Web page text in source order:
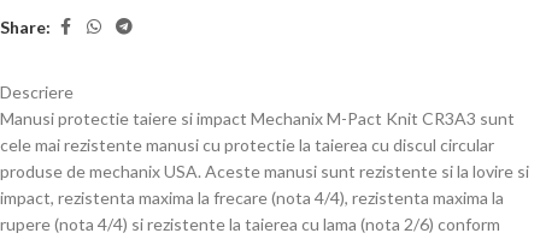
Share:
Descriere
Manusi protectie taiere si impact Mechanix M-Pact Knit CR3A3 sunt
cele mai rezistente manusi cu protectie la taierea cu discul circular
produse de mechanix USA. Aceste manusi sunt rezistente si la lovire si
impact, rezistenta maxima la frecare (nota 4/4), rezistenta maxima la
rupere (nota 4/4) si rezistente la taierea cu lama (nota 2/6) conform